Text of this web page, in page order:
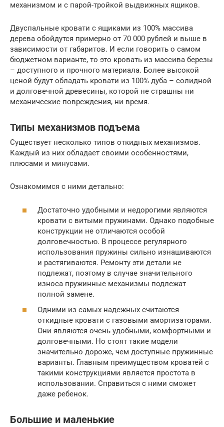
механизмом и с парой-тройкой выдвижных ящиков.
Двуспальные кровати с ящиками из 100% массива
дерева обойдутся примерно от 70 000 рублей и выше в
зависимости от габаритов. И если говорить о самом
бюджетном варианте, то это кровать из массива березы
– доступного и прочного материала. Более высокой
ценой будут обладать кровати из 100% дуба – солидной
и долговечной древесины, которой не страшны ни
механические повреждения, ни время.
Типы механизмов подъема
Существует несколько типов откидных механизмов.
Каждый из них обладает своими особенностями,
плюсами и минусами.
Ознакомимся с ними детально:
Достаточно удобными и недорогими являются
кровати с витыми пружинами. Однако подобные
конструкции не отличаются особой
долговечностью. В процессе регулярного
использования пружины сильно изнашиваются
и растягиваются. Ремонту эти детали не
подлежат, поэтому в случае значительного
износа пружинные механизмы подлежат
полной замене.
Одними из самых надежных считаются
откидные кровати с газовыми амортизаторами.
Они являются очень удобными, комфортными и
долговечными. Но стоят такие модели
значительно дороже, чем доступные пружинные
варианты. Главным преимуществом кроватей с
такими конструкциями является простота в
использовании. Справиться с ними сможет
даже ребенок.
Большие и маленькие